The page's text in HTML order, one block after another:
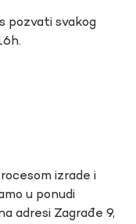
pozvati svakog
izrade i
u ponudi
adresi Zagrađe 9,